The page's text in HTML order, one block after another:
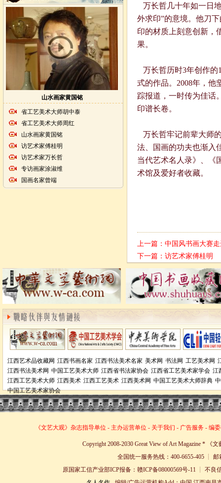
山水画家黄国铭
省工艺美术大师胡中泰
省工艺美术大师周红
山水画家黄国铭
访艺术家傅桂明
访艺术家万长哲
专访画家涂淑维
国画名家曾端
万长哲几十年如一日
外求印”的意境。他刀
印的材质上刻意创新，
果。
万长哲历时3年创作的
式的作品。2008年，他
踪报道，一时传为佳话
印谱长卷。
万长哲牢记前辈大师
法、国画的功夫也渐
当代艺术名人录》、《
术馆及爱好者收藏。
上一篇： 中国风书画大赛
下一篇： 访艺术家傅桂明
江西艺术品收藏网 江西书画名家 江西书法美术名家 美术网 书法网 工艺美术网
江西书法美术网 中国工艺美术大师 江西省书法家协会 江西省工艺美术家学会 江
江西工艺美术大师 江西美术 江西工艺美术 江西美术网 中国工艺美术大师辞典
中国工艺美术家协会
《文艺大观》杂志指导单位 - 主办运营单位 - 关于我们 - 广告服务 - 编
Copyright 2008-2030 Great View of Art Magazine * 《
全国统一服务热线：400-6655-405 ┊ 邮
原国家工信产业部ICP报备：赣ICP备08000569号-11 ┊ 不